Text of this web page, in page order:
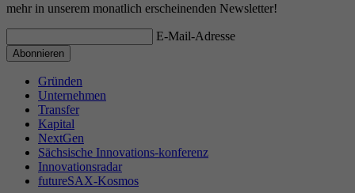
mehr in unserem monatlich erscheinenden Newsletter!
E-Mail-Adresse
Gründen
Unternehmen
Transfer
Kapital
NextGen
Sächsische Innovations-konferenz
Innovationsradar
futureSAX-Kosmos